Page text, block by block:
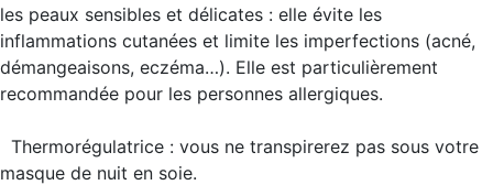
les peaux sensibles et délicates : elle évite les
inflammations cutanées et limite les imperfections (acné,
démangeaisons, eczéma…). Elle est particulièrement
recommandée pour les personnes allergiques.
Thermorégulatrice : vous ne transpirerez pas sous votre
masque de nuit en soie.